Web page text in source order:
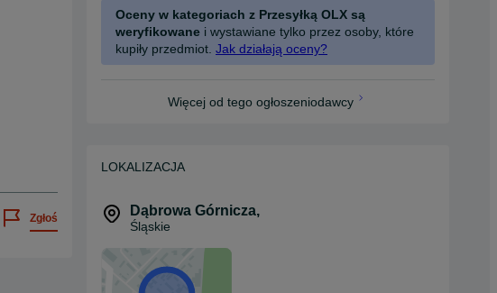
Zgłoś
Oceny w kategoriach z Przesyłką OLX są
weryfikowane i wystawiane tylko przez osoby, które
kupiły przedmiot. Jak działają oceny?
Więcej od tego ogłoszeniodawcy
LOKALIZACJA
Dąbrowa Górnicza,
Śląskie